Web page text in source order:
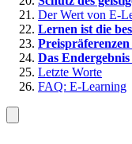
Der Wert von E-
Lernen ist die
Das
Letzte Worte
FAQ: E-Learning